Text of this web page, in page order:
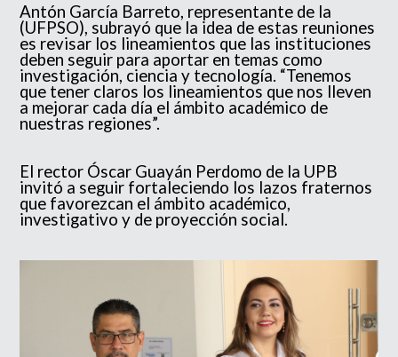
Antón García Barreto, representante de la
(UFPSO), subrayó que la idea de estas reuniones
es revisar los lineamientos que las instituciones
deben seguir para aportar en temas como
investigación, ciencia y tecnología. “Tenemos
que tener claros los lineamientos que nos lleven
a mejorar cada día el ámbito académico de
nuestras regiones”.
El rector Óscar Guayán Perdomo de la UPB
invitó a seguir fortaleciendo los lazos fraternos
que favorezcan el ámbito académico,
investigativo y de proyección social.